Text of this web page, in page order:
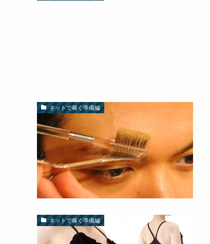
ネットで稼ぐ準備編
ネットで稼ぐ準備編